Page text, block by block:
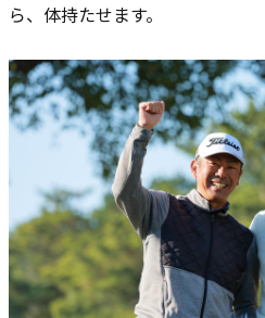
ら、体持たせます。